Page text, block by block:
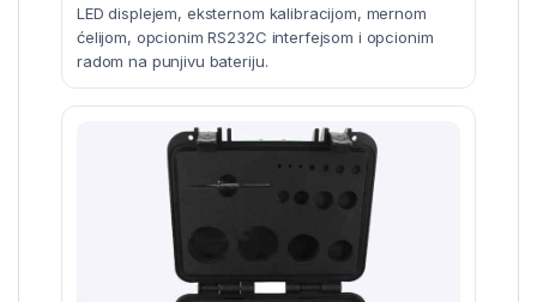
LED displejem, eksternom kalibracijom, mernom
ćelijom, opcionim RS232C interfejsom i opcionim
radom na punjivu bateriju.